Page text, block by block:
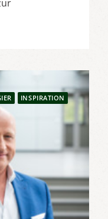
INSPIRATION